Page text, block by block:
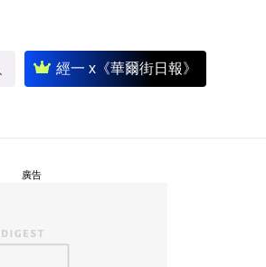
經一 x《華爾街日報》
廣告